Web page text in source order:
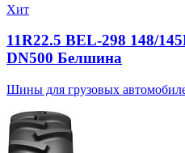
Хит
11R22.5 BEL-298 148/
DN500 Белшина
Шины для грузовых